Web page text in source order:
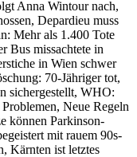
Anna Wintour nach,
Depardieu muss
Mehr als 1.400 Tote
Bus missachtete in
in Wien schwer
70-Jähriger tot,
sichergestellt, WHO:
Neue Regeln
können Parkinson-
mit rauem 90s-
Kärnten ist letztes